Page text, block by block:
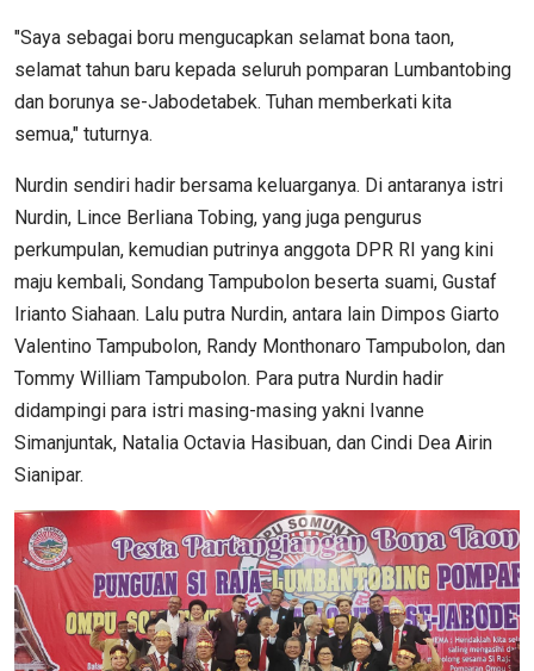
"Saya sebagai boru mengucapkan selamat bona taon,
selamat tahun baru kepada seluruh pomparan Lumbantobing
dan borunya se-Jabodetabek. Tuhan memberkati kita
semua," tuturnya.
Nurdin sendiri hadir bersama keluarganya. Di antaranya istri
Nurdin, Lince Berliana Tobing, yang juga pengurus
perkumpulan, kemudian putrinya anggota DPR RI yang kini
maju kembali, Sondang Tampubolon beserta suami, Gustaf
Irianto Siahaan. Lalu putra Nurdin, antara lain Dimpos Giarto
Valentino Tampubolon, Randy Monthonaro Tampubolon, dan
Tommy William Tampubolon. Para putra Nurdin hadir
didampingi para istri masing-masing yakni Ivanne
Simanjuntak, Natalia Octavia Hasibuan, dan Cindi Dea Airin
Sianipar.